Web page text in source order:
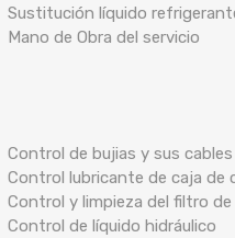
Sustitución líquido
Mano de Obra del servicio
Control de bujias y sus cables
Control lubricante de caja de
Control y limpieza del filtro
Control de líquido hidráulico